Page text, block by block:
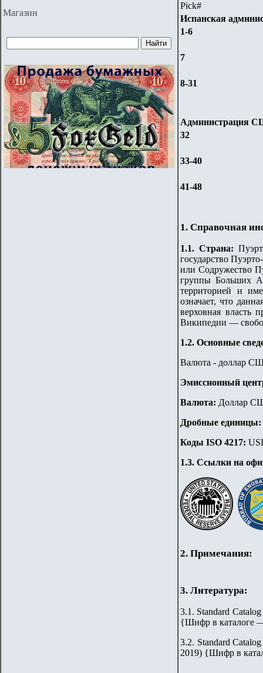
Магазин
Pick#
Испанская
1-6
7
8-31
Администрация
32
33-40
41-48
1. Справочная
1.1. Страна:
государство
или Содружество
группы Больших
территорией и
означает, что
верховная власть
Википедии —
1.2. Основные
Валюта - доллар
Эмиссионный
Валюта: Доллар
Дробные единицы:
Коды ISO 4217:
1.3. Ссылки на
2. Примечания:
3. Литература:
3.1 . Standard
{Шифр в каталоге
3.2. Standard
2019) {Шифр в